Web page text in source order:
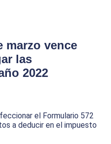
marzo vence
las
2022
el Formulario 572
a deducir en el impuesto